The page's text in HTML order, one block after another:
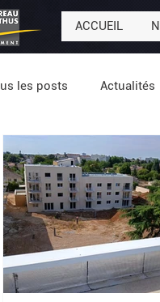
ACCUEIL
les posts Actualités